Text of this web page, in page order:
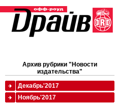
Архив рубрики "Новости
издательства"
Декабрь'2017
Ноябрь'2017